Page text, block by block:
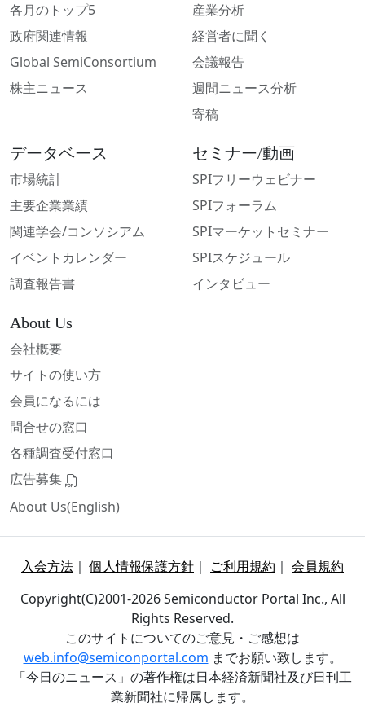
各月のトップ5
政府関連情報
Global SemiConsortium
株主ニュース
産業分析
経営者に聞く
会議報告
週間ニュース分析
寄稿
データベース
市場統計
主要企業業績
関連学会/コンソシアム
イベントカレンダー
調査報告書
セミナー/動画
SPIフリーウェビナー
SPIフォーラム
SPIマーケットセミナー
SPIスケジュール
インタビュー
About Us
会社概要
サイトの使い方
会員になるには
問合せの窓口
各種調査受付窓口
広告募集
About Us(English)
入会方法 ｜個人情報保護方針 ｜ ご利用規約 ｜ 会員規約
Copyright(C)2001-2026 Semiconductor Portal Inc., All
Rights Reserved.
このサイトについてのご意見・ご感想は
web.info@semiconportal.com までお願い致します。
「今日のニュース」の著作権は日本経済新聞社及び日刊工
業新聞社に帰属します。